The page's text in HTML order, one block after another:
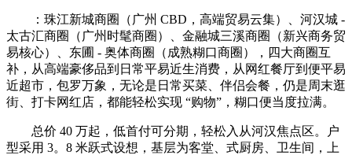
：珠江新城商圈（广州 CBD，高端贸易云集）、河汉城 -
太古汇商圈（广州时髦商圈）、金融城三溪商圈（新兴商务贸
易核心）、东圃 - 奥体商圈（成熟糊口商圈），四大商圈互
补，从高端豪侈品到日常平易近生消费，从网红餐厅到便平易
近超市，包罗万象，无论是日常买菜、伴侣会餐，仍是周末逛
街、打卡网红店，都能轻松实现 “购物”，糊口便当度拉满。
总价 40 万起，低首付可分期，轻松入从河汉焦点区。户
型采用 3。8 米跃式设想，基层为客堂、式厨房、卫生间，上